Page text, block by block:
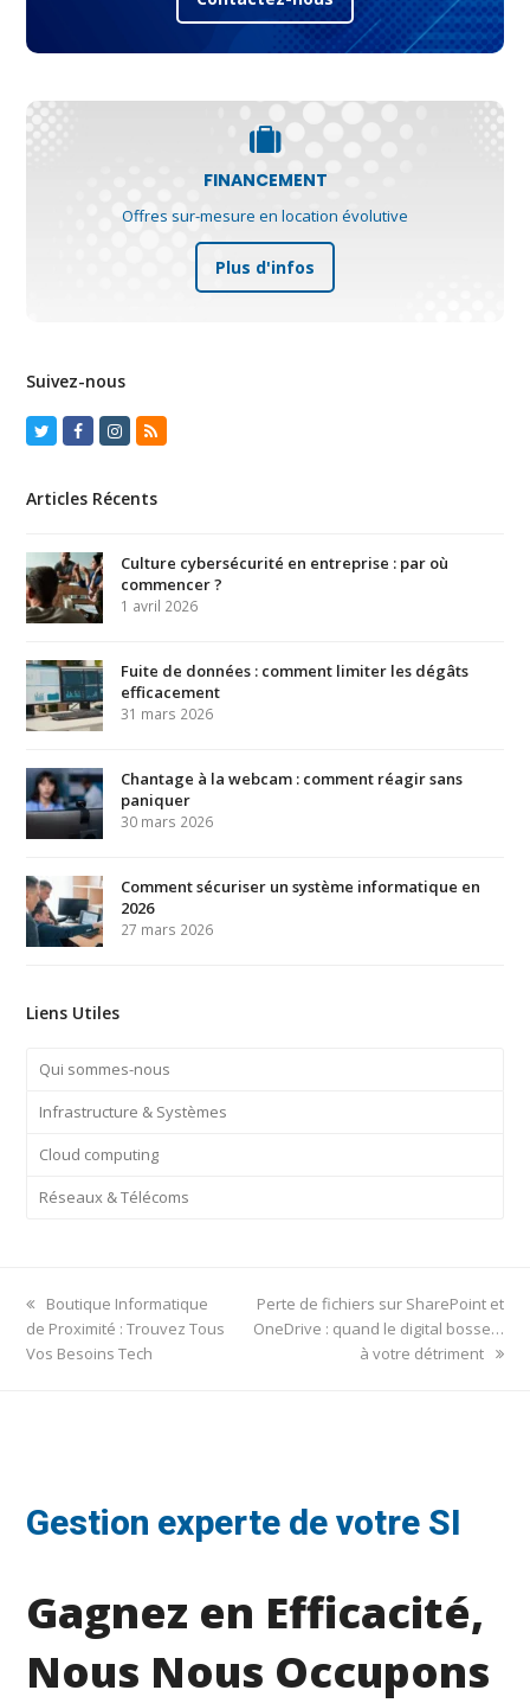
FINANCEMENT
Offres sur-mesure en location évolutive
Plus d'infos
Suivez-nous
TwitterFacebook
Instagram
RSS
Articles Récents
Culture cybersécurité en entreprise : par où
commencer ?
1 avril 2026
Fuite de données : comment limiter les dégâts
efficacement
31 mars 2026
Chantage à la webcam : comment réagir sans
paniquer
30 mars 2026
Comment sécuriser un système informatique en
2026
27 mars 2026
Liens Utiles
Qui sommes-nous
Infrastructure & Systèmes
Cloud computing
Réseaux & Télécoms
previous
post:
Boutique Informatique
de Proximité : Trouvez Tous
Vos Besoins Tech
next
post:
Perte de fichiers sur SharePoint et
OneDrive : quand le digital bosse…
à votre détriment
Gestion experte de votre SI
Gagnez en Efficacité,
Nous Nous Occupons